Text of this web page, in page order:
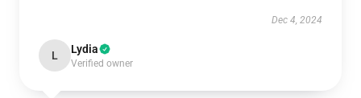
Dec 4, 2024
L Lydia
Verified owner